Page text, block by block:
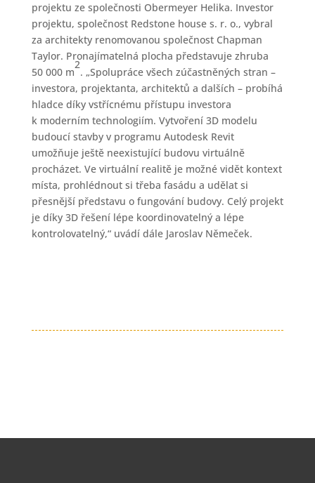
projektu ze společnosti Obermeyer Helika. Investor
projektu, společnost Redstone house s. r. o., vybral
za architekty renomovanou společnost Chapman
Taylor. Pronajímatelná plocha představuje zhruba
50 000 m
2
. „Spolupráce všech zúčastněných stran –
investora, projektanta, architektů a dalších – probíhá
hladce díky vstřícnému přístupu investora
k moderním technologiím. Vytvoření 3D modelu
budoucí stavby v programu Autodesk Revit
umožňuje ještě neexistující budovu virtuálně
procházet. Ve virtuální realitě je možné vidět kontext
místa, prohlédnout si třeba fasádu a udělat si
přesnější představu o fungování budovy. Celý projekt
je díky 3D řešení lépe koordinovatelný a lépe
kontrolovatelný,“ uvádí dále Jaroslav Němeček.